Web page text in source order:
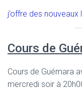
j’offre des nouveaux
Cours de
Cours de Guémara
mercredi soir à